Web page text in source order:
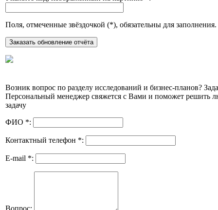
Поля, отмеченные звёздочкой (*), обязательны для заполнения.
Возник вопрос по разделу исследований и бизнес-планов?
Персональный менеджер свяжется с Вами и поможет решить
задачу
ФИО *:
Контактный телефон *:
E-mail *:
Вопрос: